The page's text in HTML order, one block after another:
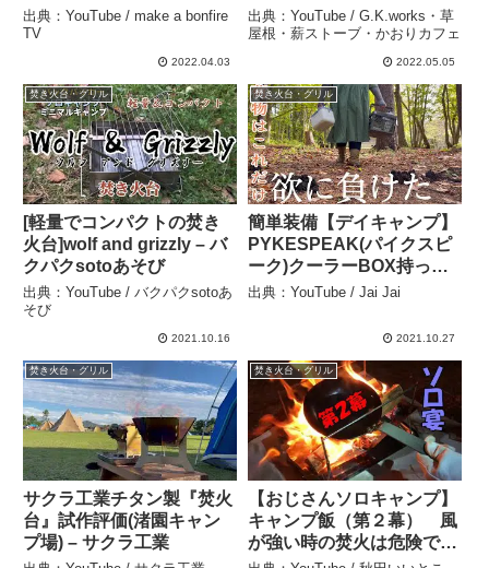
出典：YouTube / make a bonfire
TV
2022.04.03
る。焚き火台火入れ。 –
G.K.works・草屋根・薪ス
トーブ・かおりカフェ
出典：YouTube / G.K.works・草
屋根・薪ストーブ・かおりカフェ
2022.05.05
焚き火台・グリル
[軽量でコンパクトの焚き
火台]wolf and grizzly – バ
クパクsotoあそび
出典：YouTube / バクパクsotoあ
そび
2021.10.16
焚き火台・グリル
簡単装備【デイキャンプ】
PYKESPEAK(パイクスピ
ーク)クーラーBOX持って
野へ逃亡【FUN SERIES】
出典：YouTube / Jai Jai
2021.10.27
焚き火台・グリル
サクラ工業チタン製『焚火
台』試作評価(渚園キャン
プ場) – サクラ工業
焚き火台・グリル
【おじさんソロキャンプ】
キャンプ飯（第２幕） 風
が強い時の焚火は危険で
す。テントに籠って鯛の頭